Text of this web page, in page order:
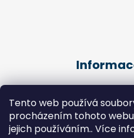
Tento web používá
procházením tohoto
jejich používáním.. Více
Podmínky ochrany osobních
Kariéra
Péče o klienty - Pedikúra